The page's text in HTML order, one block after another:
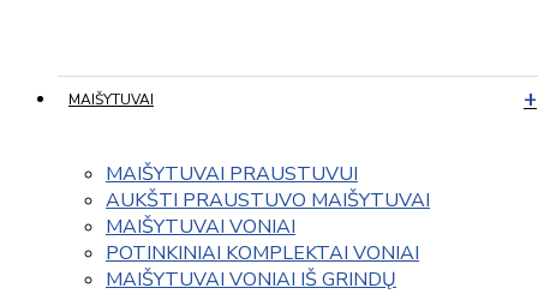
MAIŠYTUVAI
MAIŠYTUVAI PRAUSTUVUI
AUKŠTI PRAUSTUVO MAIŠYTUVAI
MAIŠYTUVAI VONIAI
POTINKINIAI KOMPLEKTAI VONIAI
MAIŠYTUVAI VONIAI IŠ GRINDŲ